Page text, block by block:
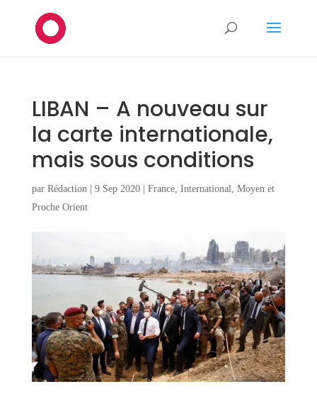
LIBAN – A nouveau sur
la carte internationale,
mais sous conditions
par Rédaction| 9 Sep 2020| France, International, Moyen et
Proche Orient